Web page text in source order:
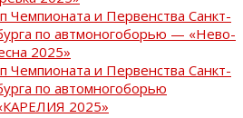
Чемпионата и Первенства Санкт-
по автмоногоборью — «Нево-
2025»
Чемпионата и Первенства Санкт-
по автомногоборью
2025»